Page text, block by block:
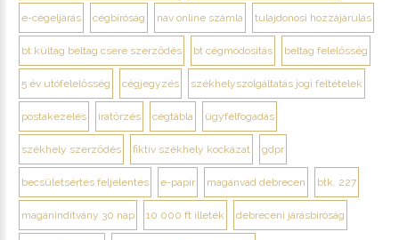
e-cégeljárás cégbíróság nav online számla tulajdonosi hozzájárulás
bt kültag beltag csere szerződés bt cégmódosítás beltag felelősség
5 év utófelelősség cégjegyzés székhelyszolgáltatás jogi feltételek
postakezelés iratőrzés cégtábla ügyfélfogadás
székhely szerződés fiktív székhely kockázat gdpr
becsületsértés feljelentés e-papír magánvád debrecen btk. 227
magánindítvány 30 nap 10 000 ft illeték debreceni járásbíróság